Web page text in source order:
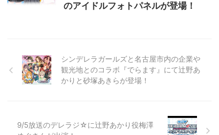
のアイドルフォトパネルが登場！
シンデレラガールズと名古屋市内の企業や
観光地とのコラボ『でらます』にて辻野あ
かりと砂塚あきらが登場！
9/5放送のデレラジ☆に辻野あかり役梅澤